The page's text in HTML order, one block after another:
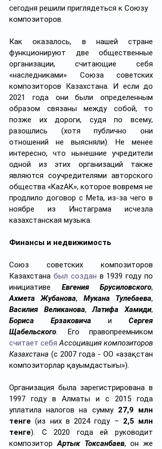
сегодня решили приглядеться к Союзу
композиторов.
Как оказалось, в нашей стране
функционируют две общественные
организации, считающие себя
«наследниками» Союза советских
композиторов Казахстана. И если до
2021 года они были определенным
образом связаны между собой, то
позже их дороги, судя по всему,
разошлись (хотя публично они
отношений не выясняли). Не менее
интересно, что нынешние учредители
одной из этих организаций также
являются соучредителями авторского
общества «KazAK», которое вовремя не
продлило договор с Meta, из-за чего в
ноябре из Инстаграма исчезла
казахстанская музыка.
Финансы и недвижимость
Союз советских композиторов
Казахстана был создан в 1939 году по
инициативе Евгения Брусиловского
Ахмета Жубанова, Мукана Тулебаева
Василия Великанова, Латифа Хамиди
Бориса Ерзаковича и Сергея
Щабельского
считает себя Ассоциация композиторов
Казахстана (с 2007 года - ОО «Қазақстан
композиторлар қауымдастығы»).
Организация была зарегистрирована в
1997 году в Алматы и с 2015 года
уплатила налогов на сумму 27,9 млн
тенге (из них в 2024 году – 2,5 млн
тенге). С 2020 года ей руководит
композитор Артык Токсанбаев, он же